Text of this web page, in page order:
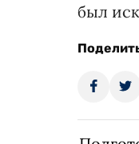
был